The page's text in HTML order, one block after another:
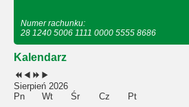
Numer rachunku:
28 1240 5006 1111 0000 5555 8686
Kalendarz
Sierpień 2026
Pn
Wt Śr Cz Pt